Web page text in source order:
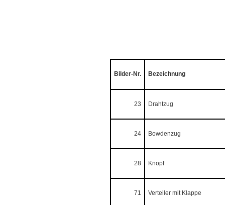
Bilder-Nr. Bezeichnung
23 Drahtzug
24 Bowdenzug
28 Knopf
71 Verteiler mit Klappe